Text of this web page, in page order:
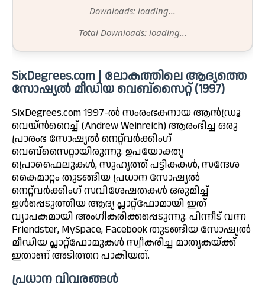
Downloads: loading...
Total Downloads: loading...
SixDegrees.com | ലോകത്തിലെ ആദ്യത്തെ
സോഷ്യൽ മീഡിയ വെബ്സൈറ്റ് (1997)
SixDegrees.com 1997-ൽ സംരംഭകനായ ആൻഡ്രൂ
വെയ്ൻറൈച്ച് (Andrew Weinreich) ആരംഭിച്ച ഒരു
പ്രാരംഭ സോഷ്യൽ നെറ്റ്‌വർക്കിംഗ്
വെബ്സൈറ്റായിരുന്നു. ഉപയോക്തൃ
പ്രൊഫൈലുകൾ, സുഹൃത്ത് പട്ടികകൾ, സന്ദേശ
കൈമാറ്റം തുടങ്ങിയ പ്രധാന സോഷ്യൽ
നെറ്റ്‌വർക്കിംഗ് സവിശേഷതകൾ ഒരുമിച്ച്
ഉൾപ്പെടുത്തിയ ആദ്യ പ്ലാറ്റ്ഫോമായി ഇത്
വ്യാപകമായി അംഗീകരിക്കപ്പെടുന്നു. പിന്നീട് വന്ന
Friendster, MySpace, Facebook തുടങ്ങിയ സോഷ്യൽ
മീഡിയ പ്ലാറ്റ്ഫോമുകൾ സ്വീകരിച്ച മാതൃകയ്ക്ക്
ഇതാണ് അടിത്തറ പാകിയത്.
പ്രധാന വിവരങ്ങൾ